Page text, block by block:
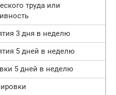
труда или
3 дня в неделю
5 дней в неделю
5 дней в неделю